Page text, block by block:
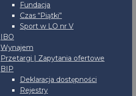
Fundacja
Czas “Piątki”
Sport w LO nr V
IBO
Wynajem
Przetargi | Zapytania ofertowe
BIP
Deklaracja dostępności
Rejestry